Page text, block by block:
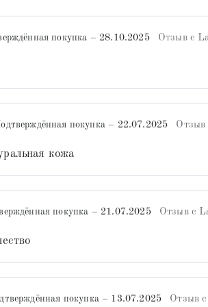
покупка – 28.10.2025 Отзыв с
покупка – 22.07.2025 Отзыв
кожа
покупка – 21.07.2025 Отзыв с
покупка – 13.07.2025 Отзыв